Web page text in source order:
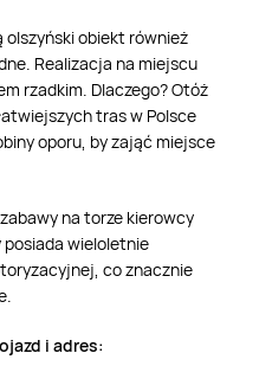
obiekt również
Realizacja na miejscu
rzadkim. Dlaczego? Otóż
tras w Polsce
oporu, by zająć miejsce
na torze kierowcy
wieloletnie
co znacznie
i adres: